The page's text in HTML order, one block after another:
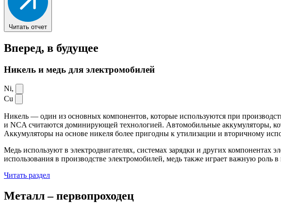
Читать отчет
Вперед, в будущее
Никель и медь для электромобилей
Ni,
Cu
Никель — один из основных компонентов, которые используются при
и NCA считаются доминирующей технологией. Автомобильные аккумуляторы,
Аккумуляторы на основе никеля более пригодны к утилизации и вторичному
Медь используют в электродвигателях, системах зарядки и других компонентах
использования в производстве электромобилей, медь также играет важную роль
Читать раздел
Металл –первопроходец